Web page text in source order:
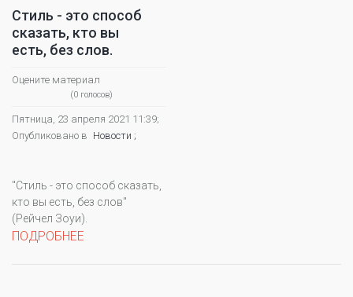
Стиль - это способ
сказать, кто вы
есть, без слов.
Оцените материал
(0 голосов)
Пятница, 23 апреля 2021 11:39;
Опубликовано в Новости ;
"Стиль - это способ сказать,
кто вы есть, без слов"
(Рейчел Зоуи).
ПОДРОБНЕЕ